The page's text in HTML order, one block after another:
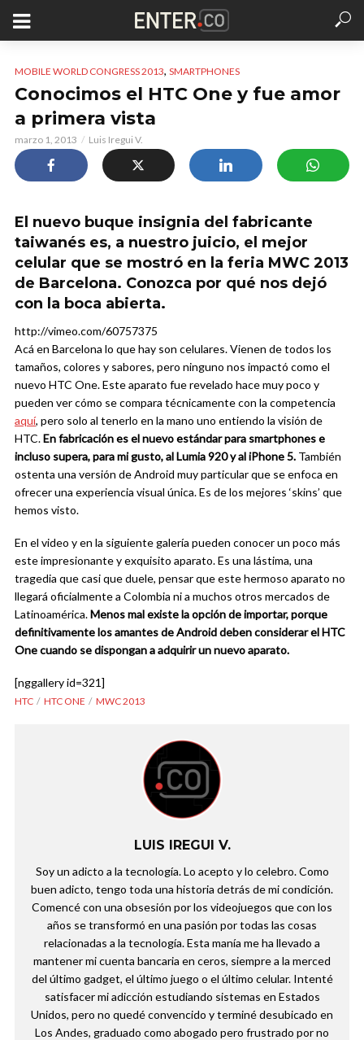
MOBILE WORLD CONGRESS 2013, SMARTPHONES
Conocimos el HTC One y fue amor
a primera vista
marzo 1, 2013 Luis Iregui V.
El nuevo buque insignia del fabricante
taiwanés es, a nuestro juicio, el mejor
celular que se mostró en la feria MWC 2013
de Barcelona. Conozca por qué nos dejó
con la boca abierta.
http://vimeo.com/60757375
Acá en Barcelona lo que hay son celulares. Vienen de todos los
tamaños, colores y sabores, pero ninguno nos impactó como el
nuevo HTC One. Este aparato fue revelado hace muy poco y
pueden ver cómo se compara técnicamente con la competencia
aquí, pero solo al tenerlo en la mano uno entiendo la visión de
HTC.En fabricación es el nuevo estándar para smartphones e
incluso supera, para mi gusto, al Lumia 920 y al iPhone 5. También
ostenta una versión de Android muy particular que se enfoca en
ofrecer una experiencia visual única. Es de los mejores ‘skins’ que
hemos visto.
En el video y en la siguiente galería pueden conocer un poco más
este impresionante y exquisito aparato. Es una lástima, una
tragedia que casi que duele, pensar que este hermoso aparato no
llegará oficialmente a Colombia ni a muchos otros mercados de
Latinoamérica.Menos mal existe la opción de importar, porque
definitivamente los amantes de Android deben considerar el HTC
One cuando se dispongan a adquirir un nuevo aparato.
[nggallery id=321]
HTC HTC ONE MWC 2013
LUIS IREGUI V.
Soy un adicto a la tecnología. Lo acepto y lo celebro. Como
buen adicto, tengo toda una historia detrás de mi condición.
Comencé con una obsesión por los videojuegos que con los
años se transformó en una pasión por todas las cosas
relacionadas a la tecnología. Esta manía me ha llevado a
mantener mi cuenta bancaria en ceros, siempre a la merced
del último gadget, el último juego o el último celular. Intenté
satisfacer mi adicción estudiando sistemas en Estados
Unidos, pero no quedé convencido y terminé desubicado en
Los Andes, graduado como abogado pero frustrado por no